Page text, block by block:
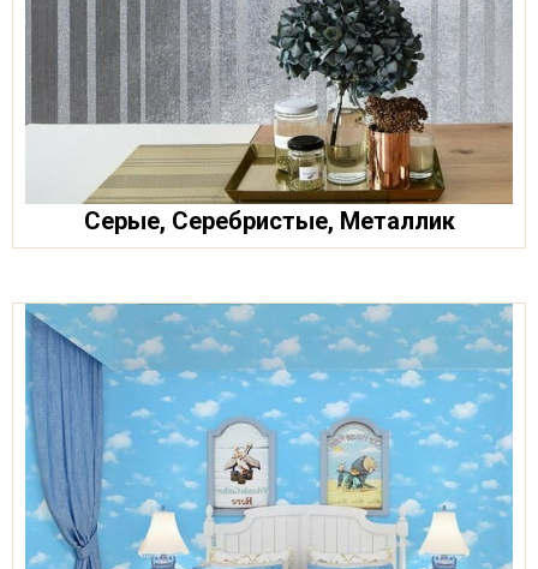
Серые, Серебристые, Металлик